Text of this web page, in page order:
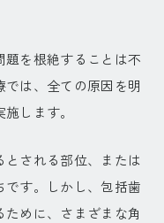
を根絶することは不
は、全ての原因を明
します。
される部位、または
す。しかし、包括歯
めに、さまざまな角